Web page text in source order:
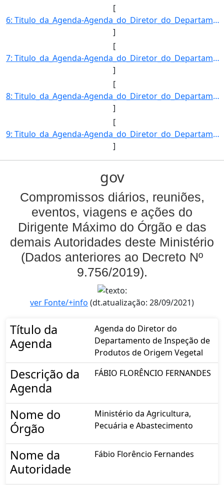
[
6: Titulo_da_Agenda-Agenda_do_Diretor_do_Departamento_de_Inspecao_de_Produtos_de_Origem_Vegetal-Descric]
]
[
7: Titulo_da_Agenda-Agenda_do_Diretor_do_Departamento_de_Inspecao_de_Produtos_de_Origem_Vegetal-Descric]
]
[
8: Titulo_da_Agenda-Agenda_do_Diretor_do_Departamento_de_Inspecao_de_Produtos_de_Origem_Vegetal-Descric]
]
[
9: Titulo_da_Agenda-Agenda_do_Diretor_do_Departamento_de_Inspecao_de_Produtos_de_Origem_Vegetal-Descric]
]
gov
Compromissos diários, reuniões,
eventos, viagens e ações do
Dirigente Máximo do Órgão e das
demais Autoridades deste Ministério
(Dados anteriores ao Decreto Nº
9.756/2019).
ver Fonte/+info (dt.atualização: 28/09/2021)
Título da
Agenda
Agenda do Diretor do
Departamento de Inspeção de
Produtos de Origem Vegetal
Descrição da
Agenda
FÁBIO FLORÊNCIO FERNANDES
Nome do
Órgão
Ministério da Agricultura,
Pecuária e Abastecimento
Nome da
Autoridade
Fábio Florêncio Fernandes